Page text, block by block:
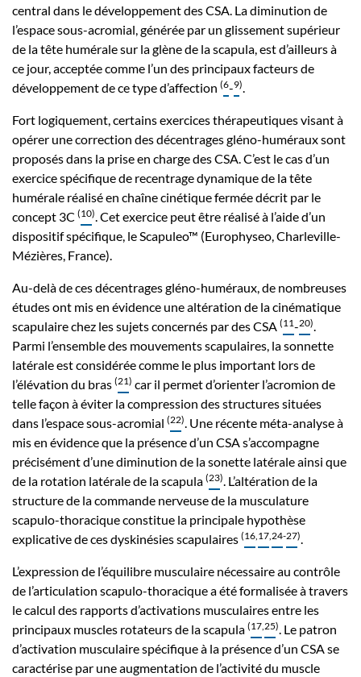
central dans le développement des CSA. La diminution de
l’espace sous-acromial, générée par un glissement supérieur
de la tête humérale sur la glène de la scapula, est d’ailleurs à
ce jour, acceptée comme l’un des principaux facteurs de
développement de ce type d’affection (6-9).
Fort logiquement, certains exercices thérapeutiques visant à
opérer une correction des décentrages gléno-huméraux sont
proposés dans la prise en charge des CSA. C’est le cas d’un
exercice spécifique de recentrage dynamique de la tête
humérale réalisé en chaîne cinétique fermée décrit par le
concept 3C (10). Cet exercice peut être réalisé à l’aide d’un
dispositif spécifique, le Scapuleo™ (Europhyseo, Charleville-
Mézières, France).
Au-delà de ces décentrages gléno-huméraux, de nombreuses
études ont mis en évidence une altération de la cinématique
scapulaire chez les sujets concernés par des CSA (11-20).
Parmi l’ensemble des mouvements scapulaires, la sonnette
latérale est considérée comme le plus important lors de
l’élévation du bras (21) car il permet d’orienter l’acromion de
telle façon à éviter la compression des structures situées
dans l’espace sous-acromial (22). Une récente méta-analyse à
mis en évidence que la présence d’un CSA s’accompagne
précisément d’une diminution de la sonette latérale ainsi que
de la rotation latérale de la scapula (23). L’altération de la
structure de la commande nerveuse de la musculature
scapulo-thoracique constitue la principale hypothèse
explicative de ces dyskinésies scapulaires (16,17,24-27).
L’expression de l’équilibre musculaire nécessaire au contrôle
de l’articulation scapulo-thoracique a été formalisée à travers
le calcul des rapports d’activations musculaires entre les
principaux muscles rotateurs de la scapula (17,25). Le patron
d’activation musculaire spécifique à la présence d’un CSA se
caractérise par une augmentation de l’activité du muscle